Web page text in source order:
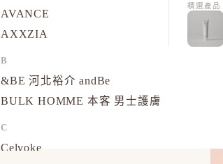
AVANCE
AXXZIA
B
&BE 河北裕介 andBe
BULK HOMME 本客 男士護膚
C
Celvoke
精選產品